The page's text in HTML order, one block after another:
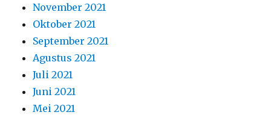
November 2021
Oktober 2021
September 2021
Agustus 2021
Juli 2021
Juni 2021
Mei 2021